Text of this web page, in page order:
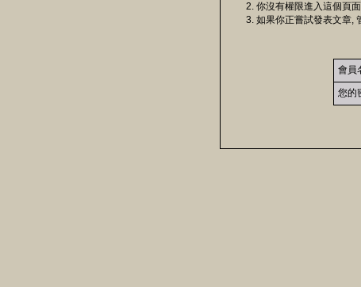
你沒有權限進入這個頁
如果你正嘗試發表文章,
會員
您的